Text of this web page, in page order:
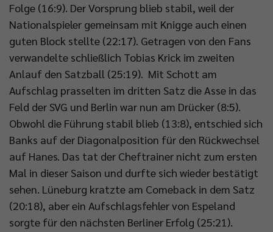
Folge (16:9). Der Vorsprung blieb stabil, weil der
Nationalspieler gemeinsam mit Knigge auch einen
guten Block stellte (22:17). Getragen von den Fans
verwandelte schließlich Tobias Krick im zweiten
Anlauf den Satzball (25:19). Mit Schott am
Aufschlag prasselten im dritten Satz die Asse in das
Feld der SVG und Berlin war nun am Drücker (8:5).
Obwohl die Führung stabil blieb (13:8), entschied sich
Banks auf der Diagonalposition für den Rückwechsel
auf Hanes. Das tat der Cheftrainer nicht zum ersten
Mal in dieser Saison und durfte sich wieder bestätigt
sehen. Lüneburg kratzte am Comeback in dem Satz
(20:18), aber ein Aufschlagsfehler von Espeland
sorgte für den nächsten Berliner Erfolg (25:21).